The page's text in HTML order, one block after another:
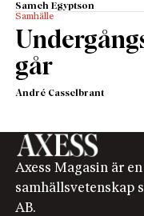
Sameh Egyptson
Samhälle
går
André Casselbrant
Axess Magasin är
samhällsvetenskap
AB.